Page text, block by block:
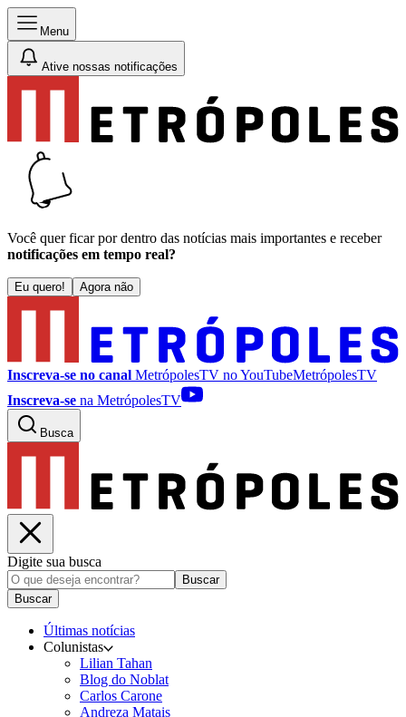
Menu
Ative nossas notificações
Você quer ficar por dentro das notícias mais importantes e receber
notificações em tempo real?
Eu quero! Agora não
Inscreva-se no canal MetrópolesTV noYouTubeMetrópolesTV
Inscreva-se na MetrópolesTV
Busca
Digite sua busca
Buscar
Buscar
Últimas notícias
Colunistas
Lilian Tahan
Blog do Noblat
Carlos Carone
Andreza Matais